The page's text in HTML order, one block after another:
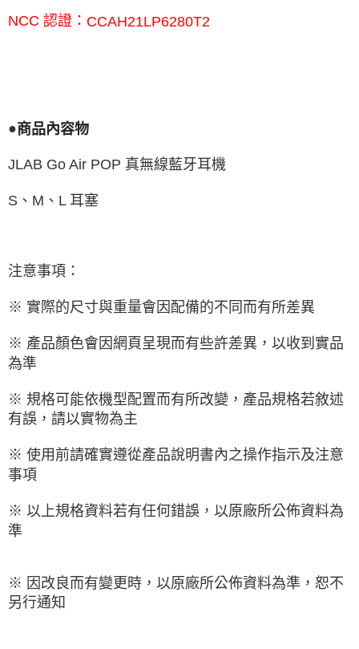
NCC 認證： CCAH21LP6280T2
●商品內容物
JLAB Go Air POP 真無線藍牙耳機
S 、 M 、 L 耳塞
注意事項：
※ 實際的尺寸與重量會因配備的不同而有所差異
※ 產品顏色會因網頁呈現而有些許差異，以收到實品
為準
※ 規格可能依機型配置而有所改變，產品規格若敘述
有誤，請以實物為主
※ 使用前請確實遵從產品說明書內之操作指示及注意
事項
※ 以上規格資料若有任何錯誤，以原廠所公佈資料為
準
※ 因改良而有變更時，以原廠所公佈資料為準，恕不
另行通知